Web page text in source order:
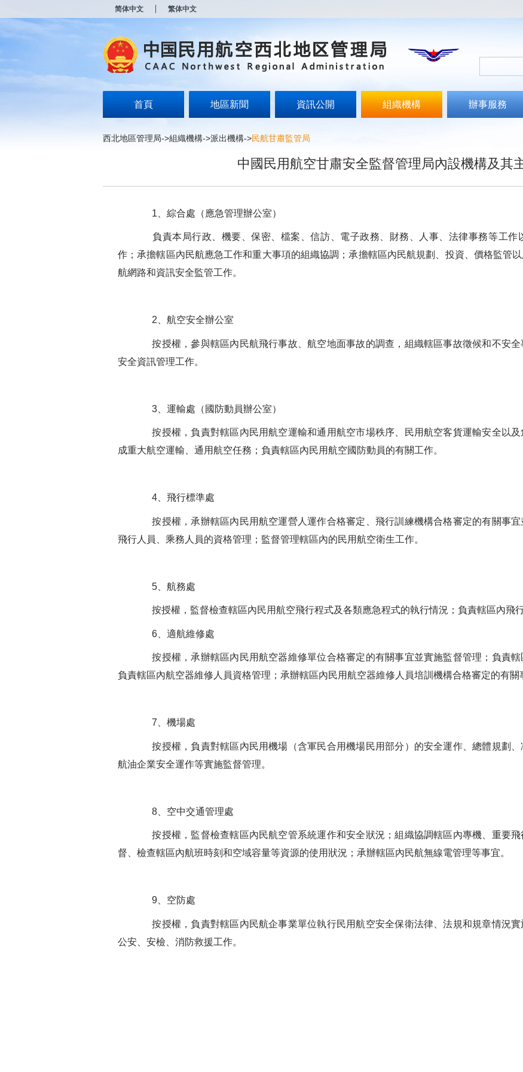
简体中文 繁体中文
首頁 地區新聞 資訊公開 組織機構 辦事服務
西北地區管理局->組織機構->派出機構->民航甘肅監管局
中國民用航空甘肅安全監督管理局內設機構及其
1、綜合處（應急管理辦公室）
負責本局行政、機要、保密、檔案、信訪、電子政務、財務、人事、法律事務等工作
作；承擔轄區內民航應急工作和重大事項的組織協調；承擔轄區內民航規劃、投資、價格監管
航網路和資訊安全監管工作。
2、航空安全辦公室
按授權，參與轄區內民航飛行事故、航空地面事故的調查，組織轄區事故徵候和不安全
安全資訊管理工作。
3、運輸處（國防動員辦公室）
按授權，負責對轄區內民用航空運輸和通用航空市場秩序、民用航空客貨運輸安全以及
成重大航空運輸、通用航空任務；負責轄區內民用航空國防動員的有關工作。
4、飛行標準處
按授權，承辦轄區內民用航空運營人運作合格審定、飛行訓練機構合格審定的有關事宜
飛行人員、乘務人員的資格管理；監督管理轄區內的民用航空衛生工作。
5、航務處
按授權，監督檢查轄區內民用航空飛行程式及各類應急程式的執行情況；負責轄區內飛行
6、適航維修處
按授權，承辦轄區內民用航空器維修單位合格審定的有關事宜並實施監督管理；負責轄
負責轄區內航空器維修人員資格管理；承辦轄區內民用航空器維修人員培訓機構合格審定的有關
7、機場處
按授權，負責對轄區內民用機場（含軍民合用機場民用部分）的安全運作、總體規劃、
航油企業安全運作等實施監督管理。
8、空中交通管理處
按授權，監督檢查轄區內民航空管系統運作和安全狀況；組織協調轄區內專機、重要飛
督、檢查轄區內航班時刻和空域容量等資源的使用狀況；承辦轄區內民航無線電管理等事宜。
9、空防處
按授權，負責對轄區內民航企事業單位執行民用航空安全保衛法律、法規和規章情況實
公安、安檢、消防救援工作。
打
无
障